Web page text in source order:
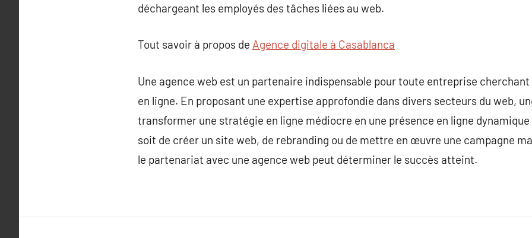
déchargeant les employés des tâches liées au web.
Tout savoir à propos de Agence digitale à Casablanca
Une agence web est un partenaire indispensable pour toute entreprise
en ligne. En proposant une expertise approfondie dans divers secteurs du web,
transformer une stratégie en ligne médiocre en une présence en ligne dynamique
soit de créer un site web, de rebranding ou de mettre en œuvre une campagne
le partenariat avec une agence web peut déterminer le succès atteint.